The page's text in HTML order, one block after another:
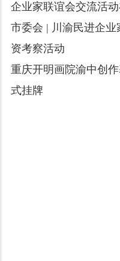
企业家联谊会交流活
市委会 | 川渝民进企
资考察活动
重庆开明画院渝中创
式挂牌